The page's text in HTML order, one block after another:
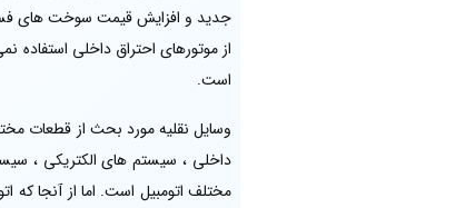
جدید و افزایش قیمت سوخت های
از موتورهای احتراق داخلی استفاده
است.
وسایل نقلیه مورد بحث از قطعات
داخلی ، سیستم های الکتریکی ،
مختلف اتومبیل است. اما از آنجا که